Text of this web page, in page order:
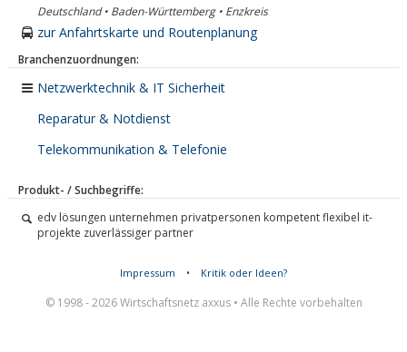
Deutschland • Baden-Württemberg • Enzkreis
zur Anfahrtskarte und Routenplanung
Branchenzuordnungen:
Netzwerktechnik & IT Sicherheit
Reparatur & Notdienst
Telekommunikation & Telefonie
Produkt- / Suchbegriffe:
edv lösungen unternehmen privatpersonen kompetent flexibel it-
projekte zuverlässiger partner
Impressum • Kritik oder Ideen?
© 1998 - 2026 Wirtschaftsnetz axxus • Alle Rechte vorbehalten